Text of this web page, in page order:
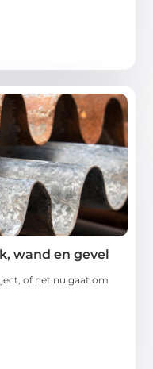
wand en gevel
of het nu gaat om